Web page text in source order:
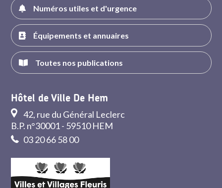
Numéros utiles et d'urgence
Équipements et annuaires
Toutes nos publications
Hôtel de Ville De Hem
42, rue du Général Leclerc
B.P. n°30001 - 59510 HEM
03 20 66 58 00